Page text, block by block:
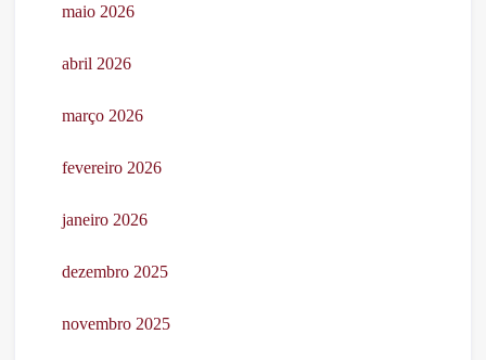
maio 2026
abril 2026
março 2026
fevereiro 2026
janeiro 2026
dezembro 2025
novembro 2025